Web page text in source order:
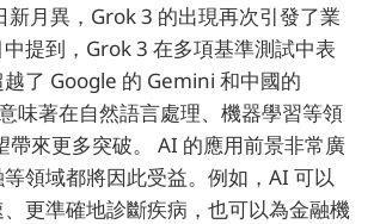
新月異，Grok 3 的出現再次引發了業
提到，Grok 3 在多項基準測試中表
了 Google 的 Gemini 和中國的
味著在自然語言處理、機器學習等領
帶來更多突破。 AI 的應用前景非常廣
領域都將因此受益。例如，AI 可以
更準確地診斷疾病，也可以為金融機